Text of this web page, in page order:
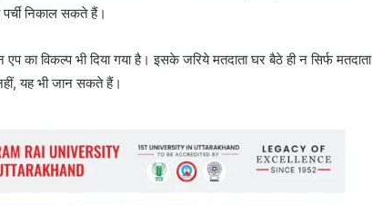
निकाल सकते हैं।
का विकल्प भी दिया गया है। इसके जरिये मतदाता घर बैठे ही न सिर्फ मतदाता
यह भी जान सकते हैं।